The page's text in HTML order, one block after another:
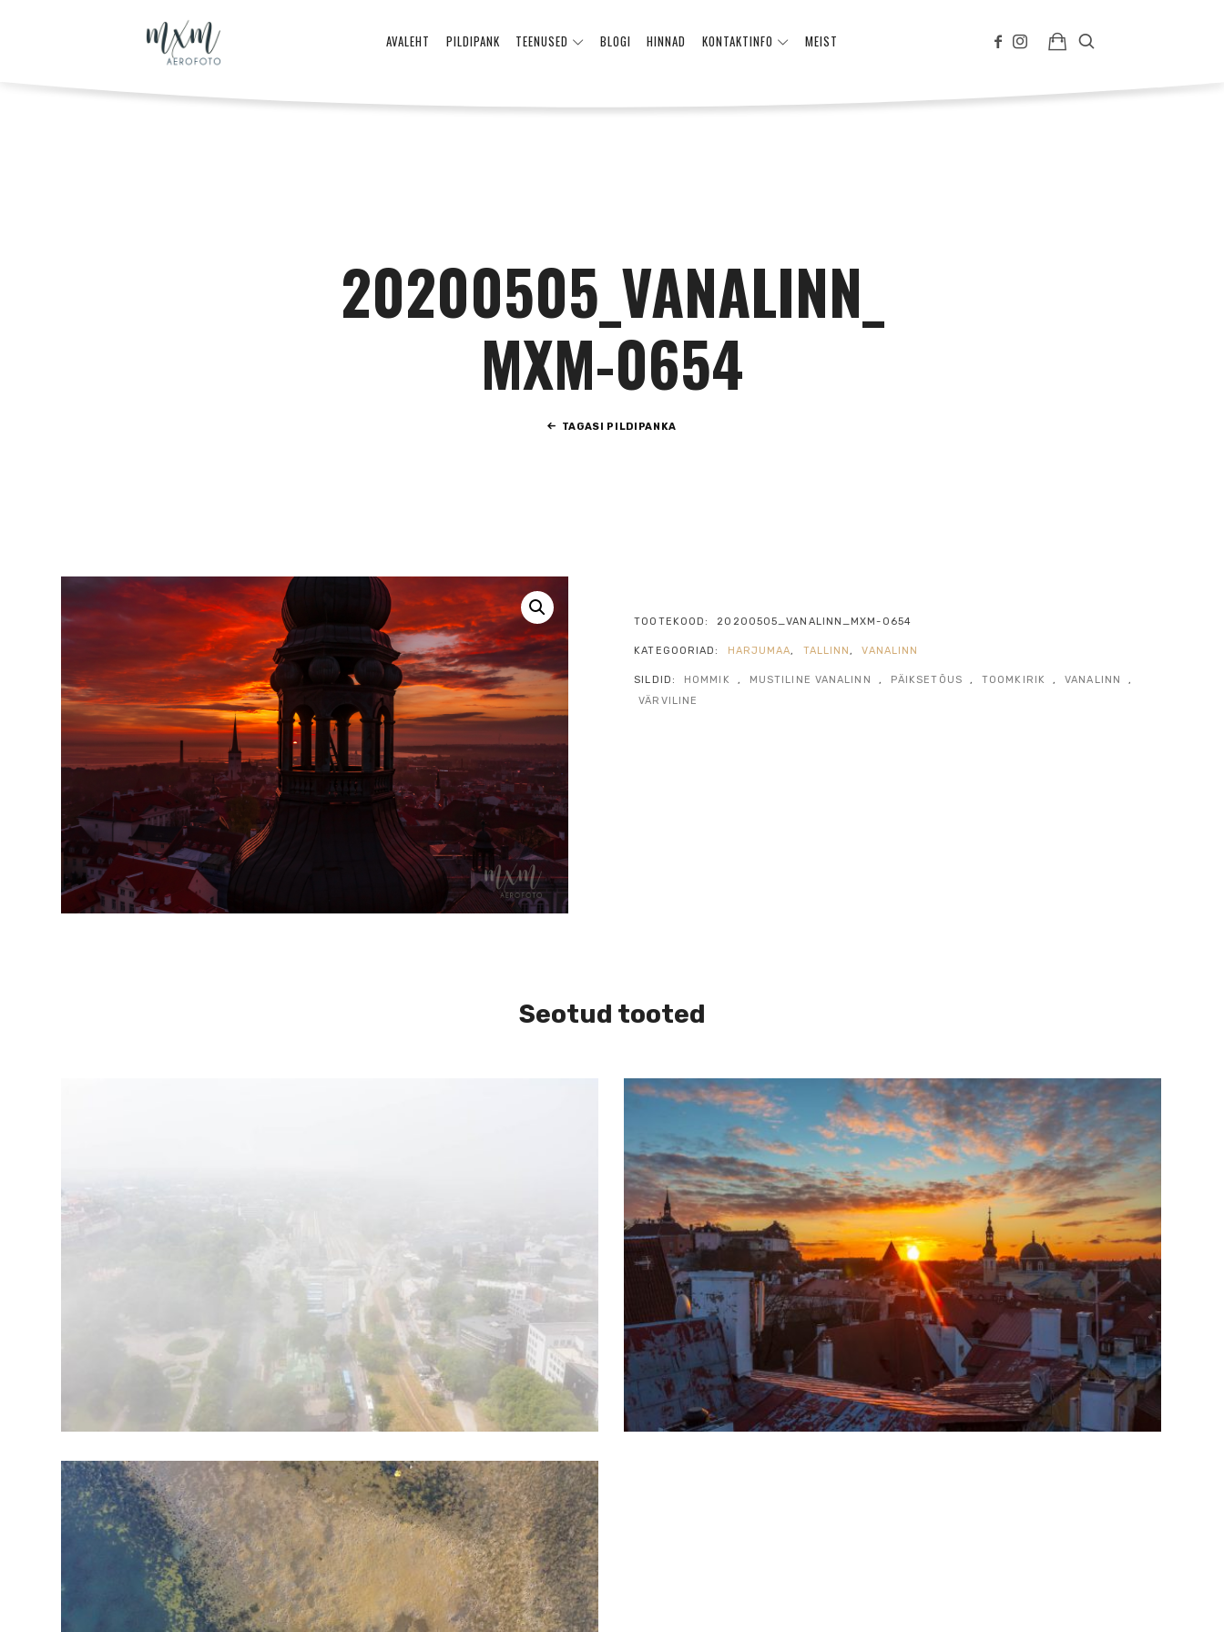
Aero
droonifotod
lennukilt,
helikopterilt.
aerofoto
arhiiv
AVALEHT PILDIPANK TEENUSED BLOGI HINNAD KONTAKTINFO MEIST
20200505_VANALINN_
MXM-0654
TAGASI PILDIPANKA
TOOTEKOOD: 20200505_VANALINN_MXM-0654
KATEGOORIAD: HARJUMAA, TALLINN, VANALINN
SILDID: HOMMIK , MUSTILINE VANALINN , PÄIKSETÕUS , TOOMKIRIK , VANALINN
,
VÄRVILINE
Seotud tooted